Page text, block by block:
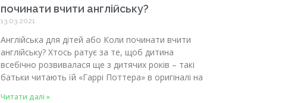
починати вчити англійську?
13.03.2021
Англійська для дітей або Коли починати вчити
англійську? Хтось ратує за те, щоб дитина
всебічно розвивалася ще з дитячих років – такі
батьки читають їй «Гаррі Поттера» в оригіналі на
Читати далі »